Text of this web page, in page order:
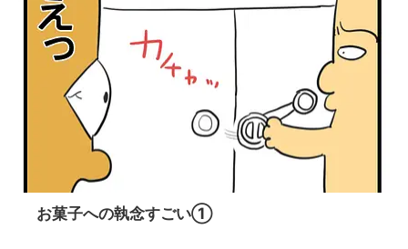
お菓子への執念すごい①